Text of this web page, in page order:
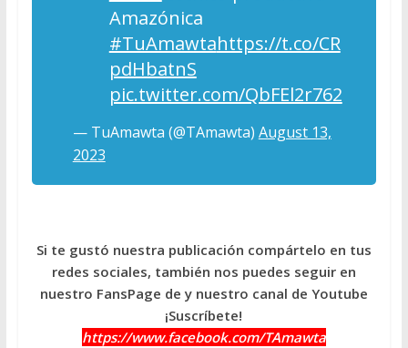
Amazónica
#TuAmawtahttps://t.co/CR
pdHbatnS
pic.twitter.com/QbFEl2r762
— TuAmawta (@TAmawta) August 13,
2023
Si te gustó nuestra publicación compártelo en tus
redes sociales, también nos puedes seguir en
nuestro FansPage de y nuestro canal de Youtube
¡Suscríbete!
https://www.facebook.com/TAmawta